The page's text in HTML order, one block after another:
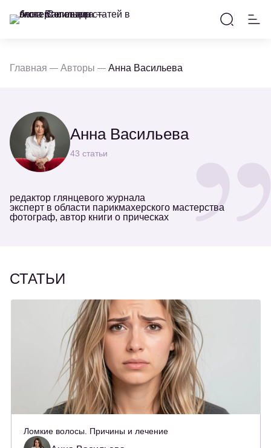
Главная Авторы Анна Васильева
Анна Васильева
43 статьи
редактор глянцевого журнала
эксперт в области парикмахерского мастерства
фотограф, автор книги о прическах
СТАТЬИ
Ломкие волосы. Причины и лечение